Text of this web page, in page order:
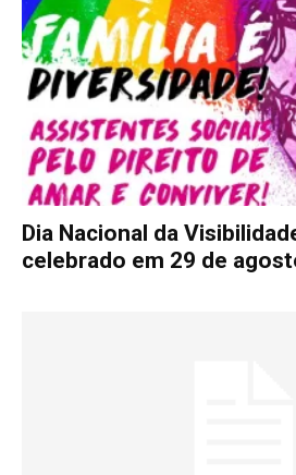
Dia Nacional da
celebrado em 29 de